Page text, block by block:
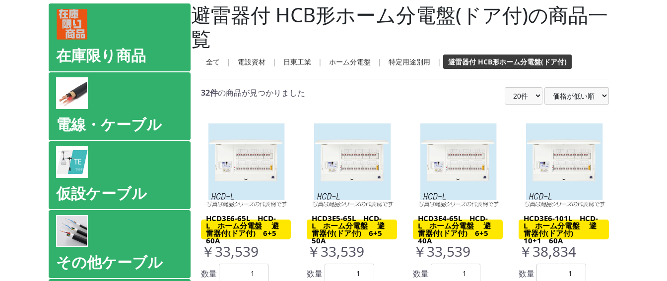
在庫限り商品
電線・ケーブル
仮設ケーブル
その他ケーブル
避雷器付 HCB形ホーム分電盤(ドア付)の商品一
覧
全て | 電設資材 | 日東工業 | ホーム分電盤 | 特定用途別用 | 避雷器付 HCB形ホーム分電盤(ドア付)
32件の商品が見つかりました
HCD3E6-65L HCD-
L ホーム分電盤 避
雷器付(ドア付) 6+5
60A
￥33,539
数量
HCD3E5-65L HCD-
L ホーム分電盤 避
雷器付(ドア付) 6+5
50A
￥33,539
数量
HCD3E4-65L HCD-
L ホーム分電盤 避
雷器付(ドア付) 6+5
40A
￥33,539
数量
HCD3E6-101L HCD-
L ホーム分電盤 避
雷器付(ドア付)
10+1 60A
￥38,834
数量